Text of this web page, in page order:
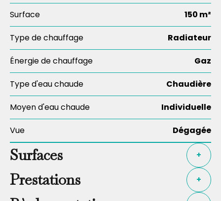
Surface 150 m²
Type de chauffage Radiateur
Énergie de chauffage Gaz
Type d'eau chaude Chaudière
Moyen d'eau chaude Individuelle
Vue Dégagée
Surfaces +
Prestations +